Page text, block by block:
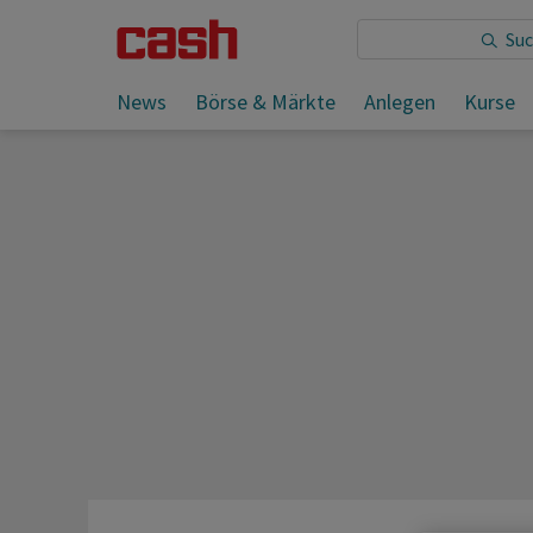
News Börse & Märkte Anlegen Kurse
Sie lesen: